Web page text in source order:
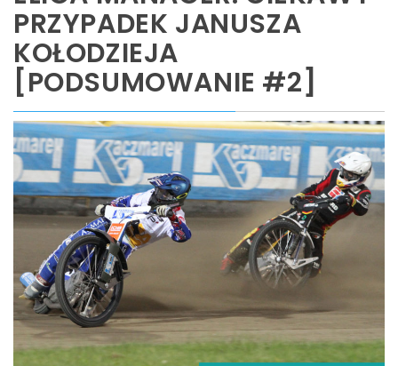
PRZYPADEK JANUSZA
KOŁODZIEJA
[PODSUMOWANIE #2]